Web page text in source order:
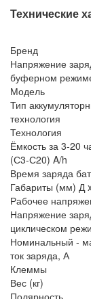
Технические
Бренд
Напряжение
буферном
Модель
Тип
технология
Технология
Ёмкость за 3-20
(С3-С20) A/h
Время заряда
Габариты (мм) Д
Рабочее
Напряжение
циклическом
Номинальный -
ток заряда, А
Клеммы
Вес (кг)
Полярность